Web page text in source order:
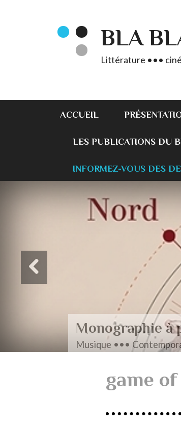
BLA
Littérature •••
ACCUEIL
LES PUBLICATIONS DU
INFORMEZ-VOUS DES
Monographie à
Musique •••
game